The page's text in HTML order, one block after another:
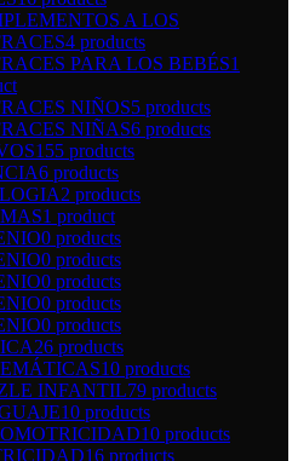
A LOS
4 products
PARA LOS BEBÉS1
NIÑOS5 products
NIÑAS6 products
155 products
6 products
2 products
1 product
0 products
0 products
0 products
0 products
0 products
26 products
10 products
INFANTIL79 products
10 products
10 products
16 products